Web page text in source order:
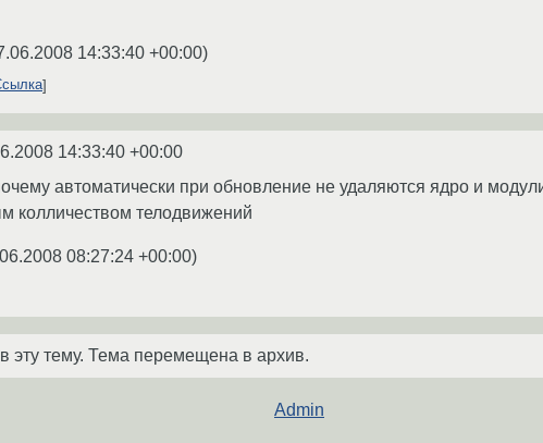
14:33:40 +00:00)
14:33:40 +00:00
автоматически при обновление не удаляются ядро и
колличеством телодвижений
08:27:24 +00:00)
эту тему. Тема перемещена в архив.
Admin